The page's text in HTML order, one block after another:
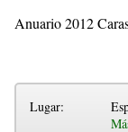
Anuario 2012
Lugar: